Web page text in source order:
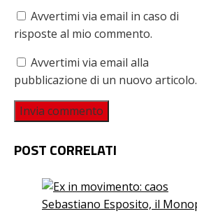
Avvertimi via email in caso di
risposte al mio commento.
Avvertimi via email alla
pubblicazione di un nuovo articolo.
POST CORRELATI